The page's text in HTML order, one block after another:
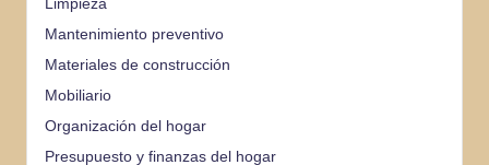
Limpieza
Mantenimiento preventivo
Materiales de construcción
Mobiliario
Organización del hogar
Presupuesto y finanzas del hogar